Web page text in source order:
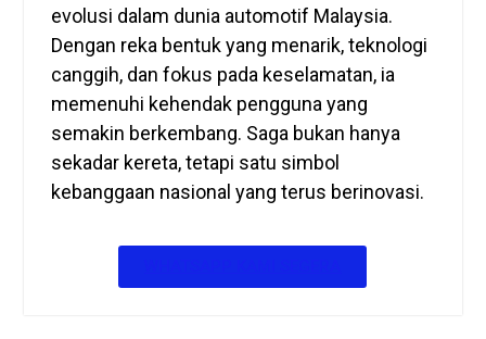
evolusi dalam dunia automotif Malaysia.
Dengan reka bentuk yang menarik, teknologi
canggih, dan fokus pada keselamatan, ia
memenuhi kehendak pengguna yang
semakin berkembang. Saga bukan hanya
sekadar kereta, tetapi satu simbol
kebanggaan nasional yang terus berinovasi.